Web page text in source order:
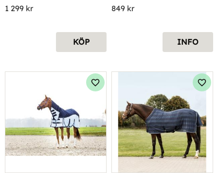
1 299 kr
KÖP
849 kr
INFO
Lägg till i favoriter